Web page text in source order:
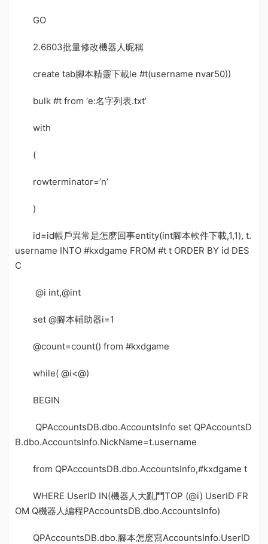
GO
2.6603批量修改機器人昵稱
create tab腳本精靈下載le #t(username nvar50))
bulk #t from ‘e:名字列表.txt’
with
(
rowterminator=’n’
)
id=id帳戶異常是怎麽回事entity(int腳本軟件下載,1,1), t.
username INTO #kxdgame FROM #t t ORDER BY id DES
C
@i int,@int
set @腳本輔助器i=1
@count=count() from #kxdgame
while( @i<@)
BEGIN
QPAccountsDB.dbo.AccountsInfo set QPAccountsD
B.dbo.AccountsInfo.NickName=t.username
from QPAccountsDB.dbo.AccountsInfo,#kxdgame t
WHERE UserID IN(機器人大亂鬥TOP (@i) UserID FR
OM Q機器人編程PAccountsDB.dbo.AccountsInfo)
QPAccountsDB.dbo.腳本怎麽寫AccountsInfo.UserID